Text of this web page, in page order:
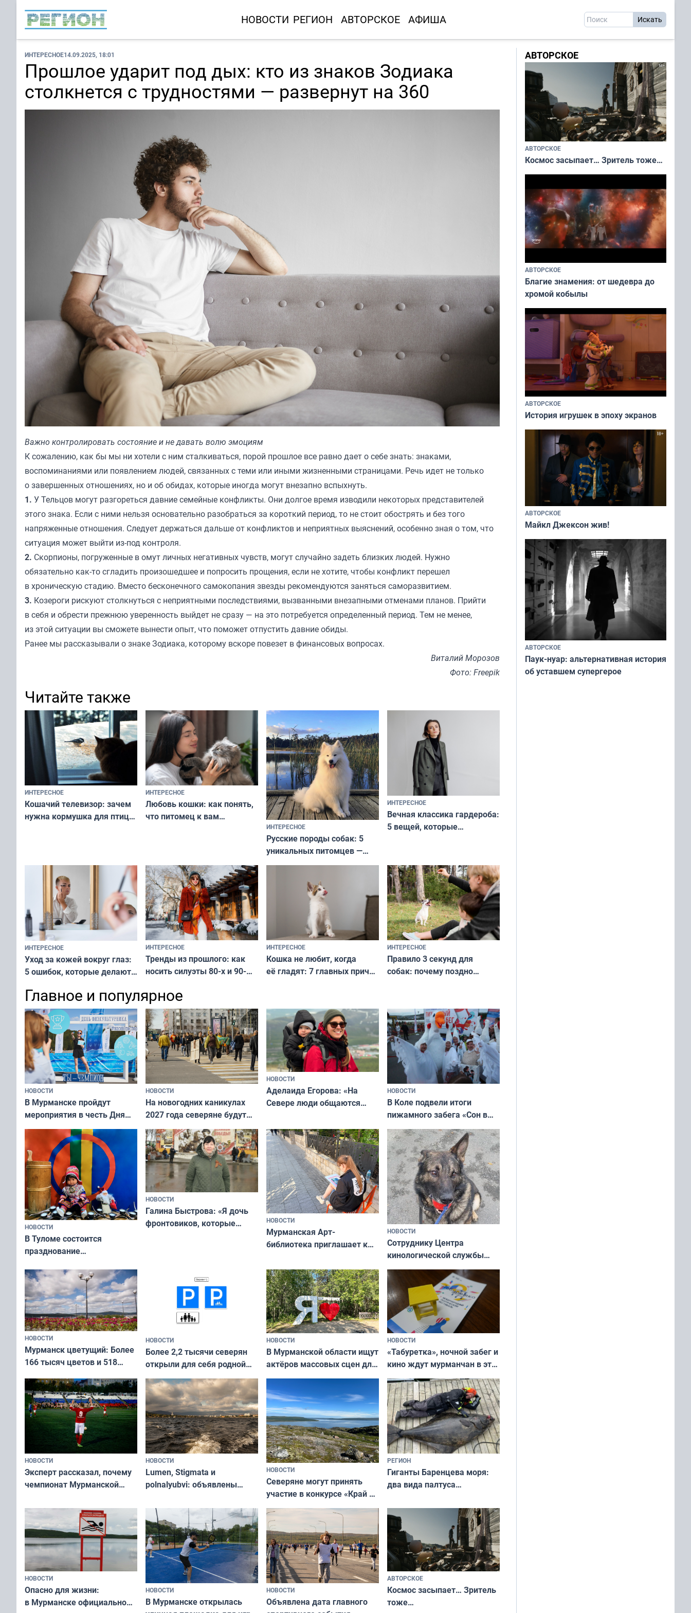
НОВОСТИ РЕГИОН АВТОРСКОЕ АФИША
ИНТЕРЕСНОЕ14.09.2025, 18:01
Прошлое ударит под дых: кто из знаков Зодиака
столкнется с трудностями — развернут на 360
Важно контролировать состояние и не давать волю эмоциям
К сожалению, как бы мы ни хотели с ним сталкиваться, порой прошлое все равно дает о себе знать: знаками,
воспоминаниями или появлением людей, связанных с теми или иными жизненными страницами. Речь идет не только
о завершенных отношениях, но и об обидах, которые иногда могут внезапно вспыхнуть.
1. У Тельцов могут разгореться давние семейные конфликты. Они долгое время изводили некоторых представителей
этого знака. Если с ними нельзя основательно разобраться за короткий период, то не стоит обострять и без того
напряженные отношения. Следует держаться дальше от конфликтов и неприятных выяснений, особенно зная о том, что
ситуация может выйти из-под контроля.
2. Скорпионы, погруженные в омут личных негативных чувств, могут случайно задеть близких людей. Нужно
обязательно как-то сгладить произошедшее и попросить прощения, если не хотите, чтобы конфликт перешел
в хроническую стадию. Вместо бесконечного самокопания звезды рекомендуются заняться саморазвитием.
3. Козероги рискуют столкнуться с неприятными последствиями, вызванными внезапными отменами планов. Прийти
в себя и обрести прежнюю уверенность выйдет не сразу — на это потребуется определенный период. Тем не менее,
из этой ситуации вы сможете вынести опыт, что поможет отпустить давние обиды.
Ранее мы рассказывали о знаке Зодиака, которому вскоре повезет в финансовых вопросах.
Виталий Морозов
Фото: Freepik
Читайте также
ИНТЕРЕСНОЕ
Кошачий телевизор: зачем
нужна кормушка для птиц
ИНТЕРЕСНОЕ
Любовь кошки: как понять,
что питомец к вам
ИНТЕРЕСНОЕ
Русские породы собак: 5
уникальных питомцев —
национальные сокровища
и характером
ИНТЕРЕСНОЕ
Вечная классика гардероба:
5 вещей, которые
и актуально в любой сезон
ИНТЕРЕСНОЕ
Уход за кожей вокруг глаз:
5 ошибок, которые делают
и вернуть свежий взгляд
без дорогих средств
ИНТЕРЕСНОЕ
Тренды из прошлого: как
носить силуэты 80-х и 90-
современно и стильно без
переплат
ИНТЕРЕСНОЕ
Кошка не любит, когда
её гладят: 7 главных причин
независимому питомцу
ИНТЕРЕСНОЕ
Правило 3 секунд для
собак: почему поздно
питомцу всё сразу и без
криков
Главное и популярное
НОВОСТИ
В Мурманске пройдут
мероприятия в честь Дня
физкультурника
НОВОСТИ
На новогодних каникулах
2027 года северяне будут
отдыхать 11 дней
НОВОСТИ
Аделаида Егорова: «На
Севере люди общаются
а потому что
ты им интересен»
НОВОСТИ
В Коле подвели итоги
пижамного забега «Сон в
Олимпийскую ночь»
НОВОСТИ
В Туломе состоится
празднование
коренных народов мира
НОВОСТИ
Галина Быстрова: «Я дочь
фронтовиков, которые
НОВОСТИ
Мурманская Арт-
библиотека приглашает к
и фотографов
НОВОСТИ
Сотруднику Центра
кинологической службы
ищут новый дом
НОВОСТИ
Мурманск цветущий: Более
166 тысяч цветов и 518
НОВОСТИ
Более 2,2 тысячи северян
открыли для себя родной
край в рамках проекта
«Туризм для своих»
НОВОСТИ
В Мурманской области ищут
актёров массовых сцен для
съёмок в
короткометражном фильме
НОВОСТИ
«Табуретка», ночной забег и
кино ждут мурманчан в эти
выходные
НОВОСТИ
Эксперт рассказал, почему
чемпионат Мурманской
незамеченным
НОВОСТИ
Lumen, Stigmata и
polnalyubvi: объявлены
«Имандра» в 2026 года
НОВОСТИ
Северяне могут принять
участие в конкурсе «Край у
северной границы: фотогид
по Печенгскому округу»
РЕГИОН
Гиганты Баренцева моря:
два вида палтуса
НОВОСТИ
Опасно для жизни:
в Мурманске официально
НОВОСТИ
В Мурманске открылась
НОВОСТИ
Объявлена дата главного
АВТОРСКОЕ
Космос засыпает… Зритель
тоже…
АВТОРСКОЕ
АВТОРСКОЕ
Космос засыпает… Зритель тоже…
АВТОРСКОЕ
Благие знамения: от шедевра до
хромой кобылы
АВТОРСКОЕ
История игрушек в эпоху экранов
АВТОРСКОЕ
Майкл Джексон жив!
АВТОРСКОЕ
Паук-нуар: альтернативная история
об уставшем супергерое